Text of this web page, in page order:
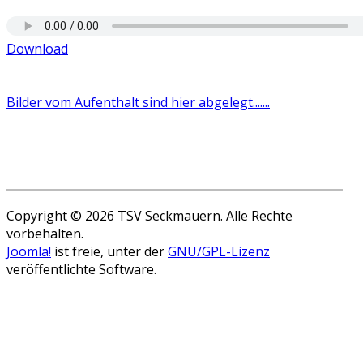
Download
Bilder vom Aufenthalt sind hier abgelegt.......
Copyright © 2026 TSV Seckmauern. Alle Rechte
vorbehalten.
Joomla! ist freie, unter derGNU/GPL-Lizenz
veröffentlichte Software.